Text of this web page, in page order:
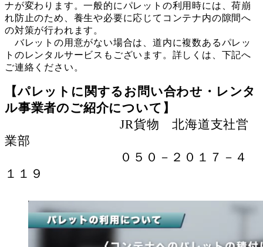
ナが変わります。一般的にパレットの利用時には、荷崩
れ防止のため、養生や必要に応じてコンテナ内の隙間へ
の対策が行われます。
バレットの用意がない場合は、道内に複数あるパレッ
トのレンタルサービスもございます。詳しくは、下記へ
ご連絡ください。
【パレットに関するお問い合わせ・レンタ
ル事業者のご紹介について】
JR貨物 北海道支社営
業部
０５０－２０１７－４
１１９